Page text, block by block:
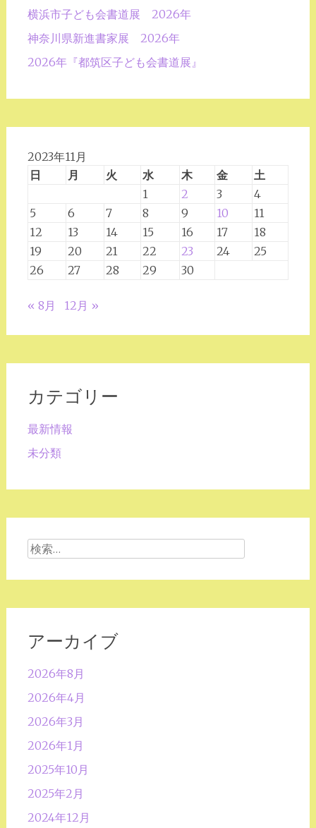
横浜市子ども会書道展 2026年
神奈川県新進書家展 2026年
2026年『都筑区子ども会書道展』
2023年11月
日
月 火 水 木 金
土
1
2 3
4
5
6 7 8 9 10
11
12
13 14 15 16 17
18
19
20 21 22 23 24
25
26
27 28 29 30
« 8月 12月 »
カテゴリー
最新情報
未分類
検
アーカイブ
2026年8月
2026年4月
2026年3月
2026年1月
2025年10月
2025年2月
2024年12月